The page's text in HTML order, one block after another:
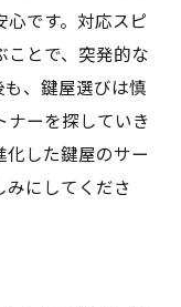
心です。対応スピ
ことで、突発的な
も、鍵屋選びは慎
ナーを探していき
化した鍵屋のサー
みにしてくださ